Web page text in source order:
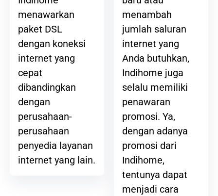
menawarkan
paket DSL
dengan koneksi
internet yang
cepat
dibandingkan
dengan
perusahaan-
perusahaan
penyedia layanan
internet yang lain.
menambah
jumlah saluran
internet yang
Anda butuhkan,
Indihome juga
selalu memiliki
penawaran
promosi. Ya,
dengan adanya
promosi dari
Indihome,
tentunya dapat
menjadi cara